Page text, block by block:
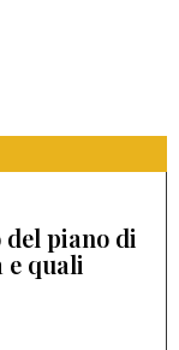
piano di
e quali